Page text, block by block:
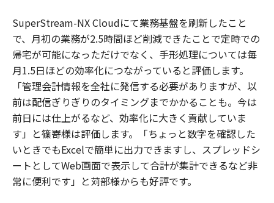
SuperStream-NX Cloudにて業務基盤を刷新したこと
で、月初の業務が2.5時間ほど削減できたことで定時での
帰宅が可能になっただけでなく、手形処理については毎
月1.5日ほどの効率化につながっていると評価します。
「管理会計情報を全社に発信する必要がありますが、以
前は配信ぎりぎりのタイミングまでかかることも。今は
前日には仕上がるなど、効率化に大きく貢献していま
す」と篠嵜様は評価します。「ちょっと数字を確認した
いときでもExcelで簡単に出力できますし、スプレッドシ
ートとしてWeb画面で表示して合計が集計できるなど非
常に便利です」と苅部様からも好評です。